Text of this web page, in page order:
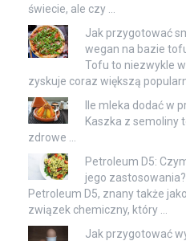
świecie, ale czy …
Jak przygotować
wegan na bazie
Tofu to niezwykle
zyskuje coraz większą
Ile mleka dodać w
Kaszka z semoliny
zdrowe …
Petroleum D5:
jego zastosowania?
Petroleum D5, znany także
związek chemiczny, który …
Jak przygotować